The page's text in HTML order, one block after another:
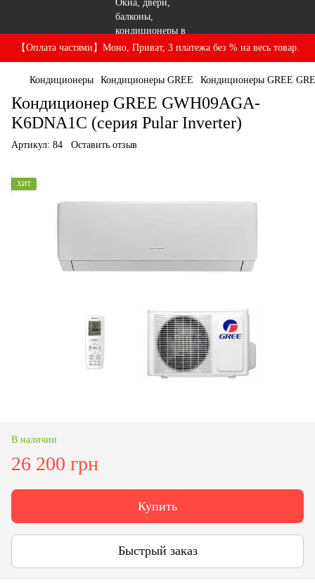
【Оплата частями】Моно, Приват, 3 платежа без % на весь товар.
Кондиционеры Кондиционеры GREE Кондиционеры GREE
Кондиционер GREE GWH09AGA-
K6DNA1C (серия Pular Inverter)
Артикул: 84 Оставить отзыв
ХИТ
В наличии
26 200 грн
Купить
Быстрый заказ